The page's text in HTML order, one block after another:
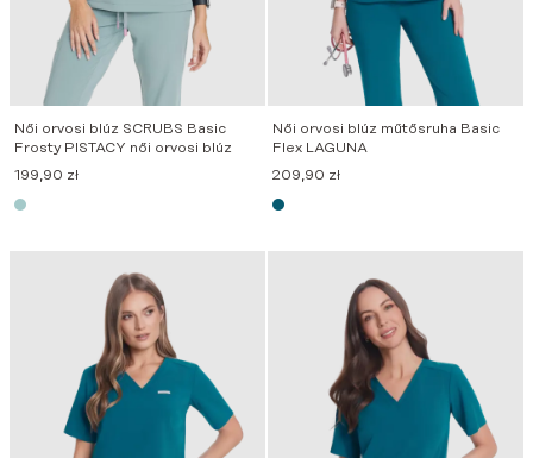
Női orvosi blúz SCRUBS Basic
Frosty PISTACY női orvosi blúz
199,90 zł
Női orvosi blúz műtősruha Basic
Flex LAGUNA
209,90 zł